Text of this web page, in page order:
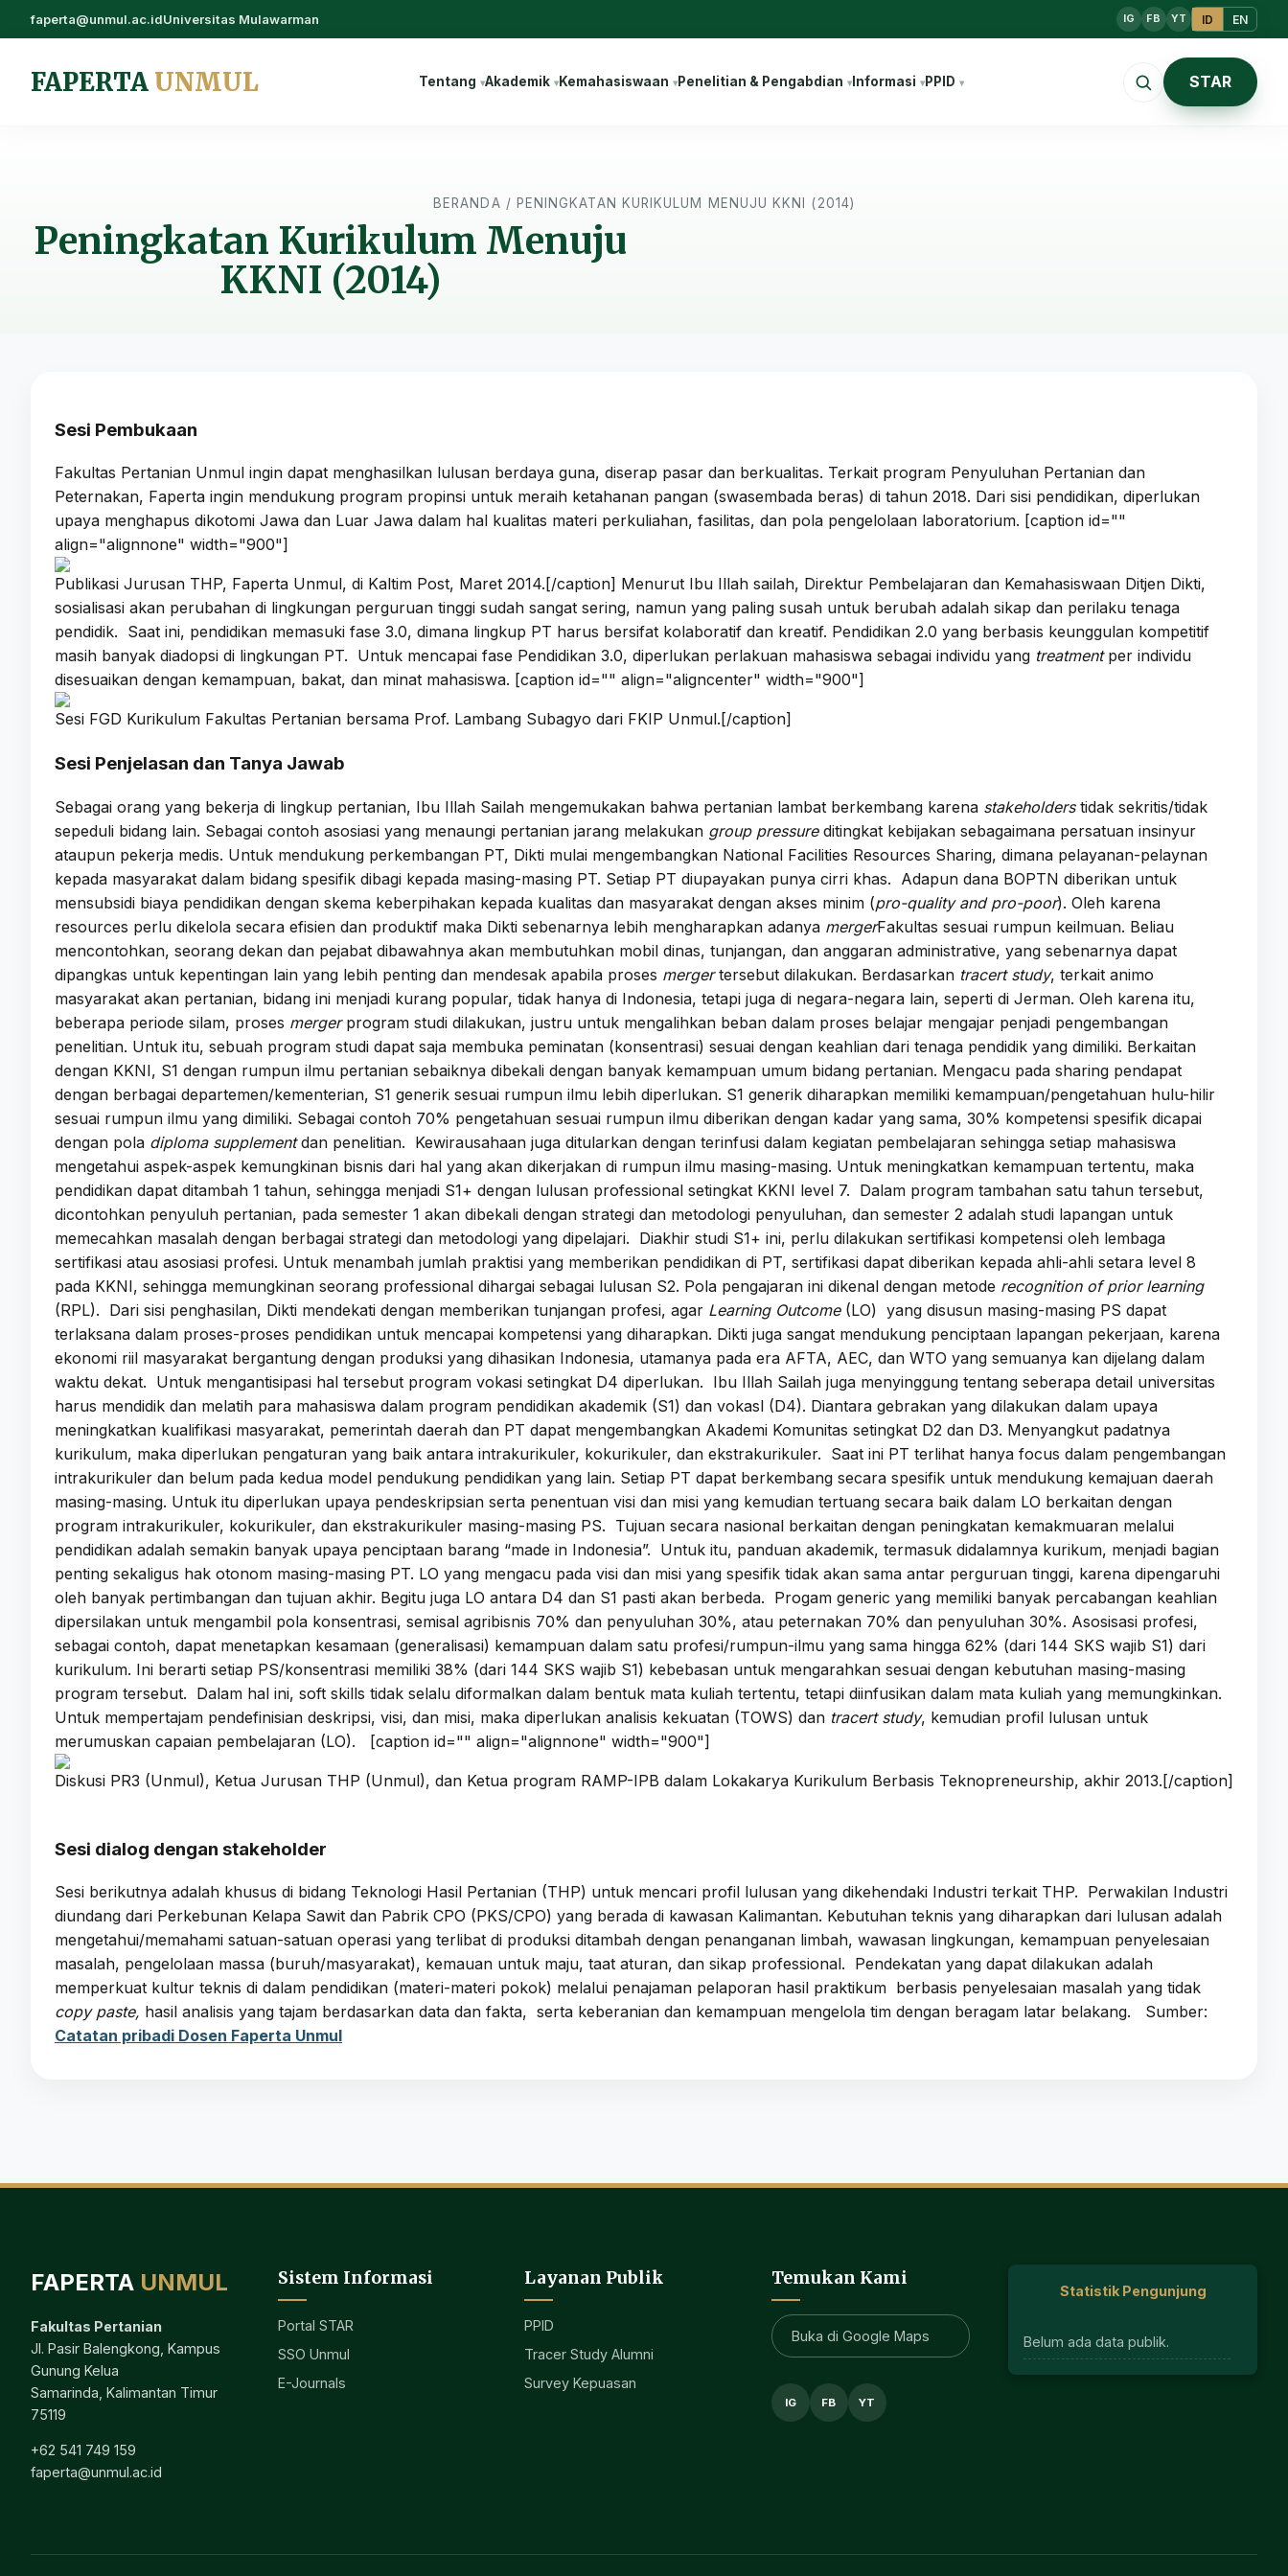
faperta@unmul.ac.idUniversitas Mulawarman IG FB YT ID EN
FAPERTA UNMUL Tentang Akademik Kemahasiswaan Penelitian & Pengabdian Informasi PPID STAR
BERANDA / PENINGKATAN KURIKULUM MENUJU KKNI (2014)
Peningkatan Kurikulum Menuju
KKNI (2014)
Sesi Pembukaan
Fakultas Pertanian Unmul ingin dapat menghasilkan lulusan berdaya guna, diserap pasar dan berkualitas. Terkait program Penyuluhan Pertanian dan
Peternakan, Faperta ingin mendukung program propinsi untuk meraih ketahanan pangan (swasembada beras) di tahun 2018. Dari sisi pendidikan, diperlukan
upaya menghapus dikotomi Jawa dan Luar Jawa dalam hal kualitas materi perkuliahan, fasilitas, dan pola pengelolaan laboratorium. [caption id=""
align="alignnone" width="900"]
Publikasi Jurusan THP, Faperta Unmul, di Kaltim Post, Maret 2014.[/caption] Menurut Ibu Illah sailah, Direktur Pembelajaran dan Kemahasiswaan Ditjen Dikti,
sosialisasi akan perubahan di lingkungan perguruan tinggi sudah sangat sering, namun yang paling susah untuk berubah adalah sikap dan perilaku tenaga
pendidik. Saat ini, pendidikan memasuki fase 3.0, dimana lingkup PT harus bersifat kolaboratif dan kreatif. Pendidikan 2.0 yang berbasis keunggulan kompetitif
masih banyak diadopsi di lingkungan PT. Untuk mencapai fase Pendidikan 3.0, diperlukan perlakuan mahasiswa sebagai individu yang treatmentper individu
disesuaikan dengan kemampuan, bakat, dan minat mahasiswa. [caption id="" align="aligncenter" width="900"]
Sesi FGD Kurikulum Fakultas Pertanian bersama Prof. Lambang Subagyo dari FKIP Unmul.[/caption]
Sesi Penjelasan dan Tanya Jawab
Sebagai orang yang bekerja di lingkup pertanian, Ibu Illah Sailah mengemukakan bahwa pertanian lambat berkembang karena stakeholderstidak sekritis/tidak
sepeduli bidang lain. Sebagai contoh asosiasi yang menaungi pertanian jarang melakukan group pressureditingkat kebijakan sebagaimana persatuan insinyur
ataupun pekerja medis. Untuk mendukung perkembangan PT, Dikti mulai mengembangkan National Facilities Resources Sharing, dimana pelayanan-pelaynan
kepada masyarakat dalam bidang spesifik dibagi kepada masing-masing PT. Setiap PT diupayakan punya cirri khas. Adapun dana BOPTN diberikan untuk
mensubsidi biaya pendidikan dengan skema keberpihakan kepada kualitas dan masyarakat dengan akses minim (pro-quality and pro-poor). Oleh karena
resources perlu dikelola secara efisien dan produktif maka Dikti sebenarnya lebih mengharapkan adanya mergerFakultas sesuai rumpun keilmuan. Beliau
mencontohkan, seorang dekan dan pejabat dibawahnya akan membutuhkan mobil dinas, tunjangan, dan anggaran administrative, yang sebenarnya dapat
dipangkas untuk kepentingan lain yang lebih penting dan mendesak apabila proses mergertersebut dilakukan. Berdasarkan tracert study, terkait animo
masyarakat akan pertanian, bidang ini menjadi kurang popular, tidak hanya di Indonesia, tetapi juga di negara-negara lain, seperti di Jerman. Oleh karena itu,
beberapa periode silam, proses mergerprogram studi dilakukan, justru untuk mengalihkan beban dalam proses belajar mengajar penjadi pengembangan
penelitian. Untuk itu, sebuah program studi dapat saja membuka peminatan (konsentrasi) sesuai dengan keahlian dari tenaga pendidik yang dimiliki. Berkaitan
dengan KKNI, S1 dengan rumpun ilmu pertanian sebaiknya dibekali dengan banyak kemampuan umum bidang pertanian. Mengacu pada sharing pendapat
dengan berbagai departemen/kementerian, S1 generik sesuai rumpun ilmu lebih diperlukan. S1 generik diharapkan memiliki kemampuan/pengetahuan hulu-hilir
sesuai rumpun ilmu yang dimiliki. Sebagai contoh 70% pengetahuan sesuai rumpun ilmu diberikan dengan kadar yang sama, 30% kompetensi spesifik dicapai
dengan pola diploma supplementdan penelitian. Kewirausahaan juga ditularkan dengan terinfusi dalam kegiatan pembelajaran sehingga setiap mahasiswa
mengetahui aspek-aspek kemungkinan bisnis dari hal yang akan dikerjakan di rumpun ilmu masing-masing. Untuk meningkatkan kemampuan tertentu, maka
pendidikan dapat ditambah 1 tahun, sehingga menjadi S1+ dengan lulusan professional setingkat KKNI level 7. Dalam program tambahan satu tahun tersebut,
dicontohkan penyuluh pertanian, pada semester 1 akan dibekali dengan strategi dan metodologi penyuluhan, dan semester 2 adalah studi lapangan untuk
memecahkan masalah dengan berbagai strategi dan metodologi yang dipelajari. Diakhir studi S1+ ini, perlu dilakukan sertifikasi kompetensi oleh lembaga
sertifikasi atau asosiasi profesi. Untuk menambah jumlah praktisi yang memberikan pendidikan di PT, sertifikasi dapat diberikan kepada ahli-ahli setara level 8
pada KKNI, sehingga memungkinan seorang professional dihargai sebagai lulusan S2. Pola pengajaran ini dikenal dengan metode recognition of prior learning
(RPL). Dari sisi penghasilan, Dikti mendekati dengan memberikan tunjangan profesi, agar Learning Outcome (LO) yang disusun masing-masing PS dapat
terlaksana dalam proses-proses pendidikan untuk mencapai kompetensi yang diharapkan. Dikti juga sangat mendukung penciptaan lapangan pekerjaan, karena
ekonomi riil masyarakat bergantung dengan produksi yang dihasikan Indonesia, utamanya pada era AFTA, AEC, dan WTO yang semuanya kan dijelang dalam
waktu dekat. Untuk mengantisipasi hal tersebut program vokasi setingkat D4 diperlukan. Ibu Illah Sailah juga menyinggung tentang seberapa detail universitas
harus mendidik dan melatih para mahasiswa dalam program pendidikan akademik (S1) dan vokasl (D4). Diantara gebrakan yang dilakukan dalam upaya
meningkatkan kualifikasi masyarakat, pemerintah daerah dan PT dapat mengembangkan Akademi Komunitas setingkat D2 dan D3. Menyangkut padatnya
kurikulum, maka diperlukan pengaturan yang baik antara intrakurikuler, kokurikuler, dan ekstrakurikuler. Saat ini PT terlihat hanya focus dalam pengembangan
intrakurikuler dan belum pada kedua model pendukung pendidikan yang lain. Setiap PT dapat berkembang secara spesifik untuk mendukung kemajuan daerah
masing-masing. Untuk itu diperlukan upaya pendeskripsian serta penentuan visi dan misi yang kemudian tertuang secara baik dalam LO berkaitan dengan
program intrakurikuler, kokurikuler, dan ekstrakurikuler masing-masing PS. Tujuan secara nasional berkaitan dengan peningkatan kemakmuaran melalui
pendidikan adalah semakin banyak upaya penciptaan barang “made in Indonesia”. Untuk itu, panduan akademik, termasuk didalamnya kurikum, menjadi bagian
penting sekaligus hak otonom masing-masing PT. LO yang mengacu pada visi dan misi yang spesifik tidak akan sama antar perguruan tinggi, karena dipengaruhi
oleh banyak pertimbangan dan tujuan akhir. Begitu juga LO antara D4 dan S1 pasti akan berbeda. Progam generic yang memiliki banyak percabangan keahlian
dipersilakan untuk mengambil pola konsentrasi, semisal agribisnis 70% dan penyuluhan 30%, atau peternakan 70% dan penyuluhan 30%. Asosisasi profesi,
sebagai contoh, dapat menetapkan kesamaan (generalisasi) kemampuan dalam satu profesi/rumpun-ilmu yang sama hingga 62% (dari 144 SKS wajib S1) dari
kurikulum. Ini berarti setiap PS/konsentrasi memiliki 38% (dari 144 SKS wajib S1) kebebasan untuk mengarahkan sesuai dengan kebutuhan masing-masing
program tersebut. Dalam hal ini, soft skills tidak selalu diformalkan dalam bentuk mata kuliah tertentu, tetapi diinfusikan dalam mata kuliah yang memungkinkan.
Untuk mempertajam pendefinisian deskripsi, visi, dan misi, maka diperlukan analisis kekuatan (TOWS) dan tracert study, kemudian profil lulusan untuk
merumuskan capaian pembelajaran (LO). [caption id="" align="alignnone" width="900"]
Diskusi PR3 (Unmul), Ketua Jurusan THP (Unmul), dan Ketua program RAMP-IPB dalam Lokakarya Kurikulum Berbasis Teknopreneurship, akhir 2013.[/caption]
Sesi dialog dengan stakeholder
Sesi berikutnya adalah khusus di bidang Teknologi Hasil Pertanian (THP) untuk mencari profil lulusan yang dikehendaki Industri terkait THP. Perwakilan Industri
diundang dari Perkebunan Kelapa Sawit dan Pabrik CPO (PKS/CPO) yang berada di kawasan Kalimantan. Kebutuhan teknis yang diharapkan dari lulusan adalah
mengetahui/memahami satuan-satuan operasi yang terlibat di produksi ditambah dengan penanganan limbah, wawasan lingkungan, kemampuan penyelesaian
masalah, pengelolaan massa (buruh/masyarakat), kemauan untuk maju, taat aturan, dan sikap professional. Pendekatan yang dapat dilakukan adalah
memperkuat kultur teknis di dalam pendidikan (materi-materi pokok) melalui penajaman pelaporan hasil praktikum berbasis penyelesaian masalah yang tidak
copy paste, hasil analisis yang tajam berdasarkan data dan fakta, serta keberanian dan kemampuan mengelola tim dengan beragam latar belakang. Sumber:
Catatan pribadi Dosen Faperta Unmul
FAPERTA UNMUL
Fakultas Pertanian
Jl. Pasir Balengkong, Kampus
Gunung Kelua
Samarinda, Kalimantan Timur
75119
+62 541 749 159
faperta@unmul.ac.id
Sistem Informasi
Portal STAR
SSO Unmul
E-Journals
Layanan Publik
PPID
Tracer Study Alumni
Survey Kepuasan
Temukan Kami
Buka di Google Maps
IG FB YT
Statistik Pengunjung
Belum ada data publik.